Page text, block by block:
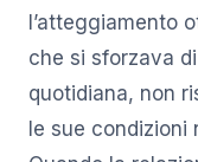
l’atteggiamento
che si sforzava
quotidiana, non
le sue condizioni